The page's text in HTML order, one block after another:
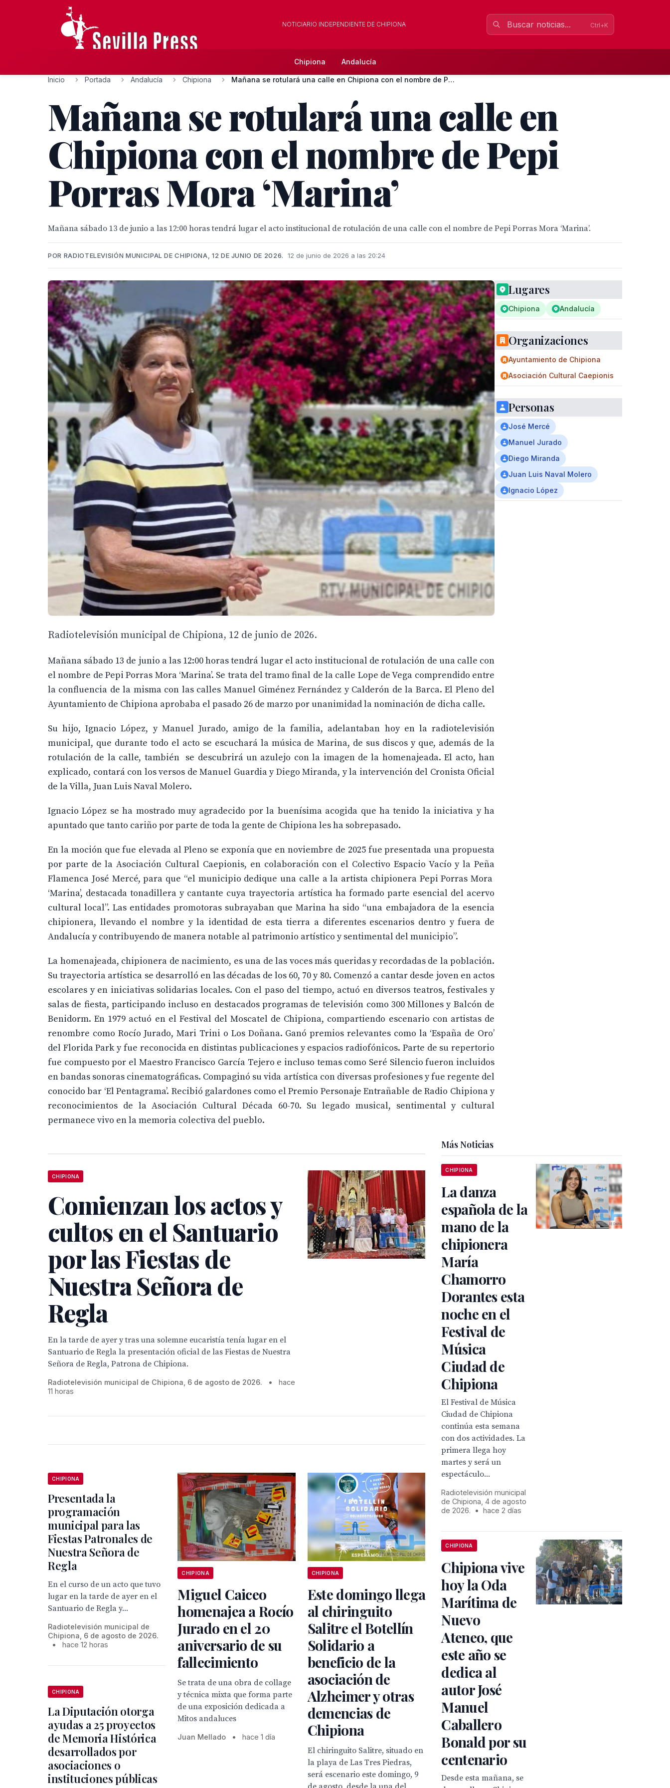
NOTICIARIO INDEPENDIENTE DE CHIPIONA Ctrl+K
Chipiona Andalucía
Inicio Portada Andalucía Chipiona Mañana se rotulará una calle en Chipiona con el nombre de Pe...
Mañana se rotulará una calle en
Chipiona con el nombre de Pepi
Porras Mora ‘Marina’
Mañana sábado 13 de junio a las 12:00 horas tendrá lugar el acto institucional de rotulación de una calle con el nombre de Pepi Porras Mora ‘Marina’.
POR RADIOTELEVISIÓN MUNICIPAL DE CHIPIONA, 12 DE JUNIO DE 2026. 12 de junio de 2026 a las 20:24
Radiotelevisión municipal de Chipiona, 12 de junio de 2026.
Mañana sábado 13 de junio a las 12:00 horas tendrá lugar el acto institucional de rotulación de una calle con
el nombre de Pepi Porras Mora ‘Marina’. Se trata del tramo final de la calle Lope de Vega comprendido entre
la confluencia de la misma con las calles Manuel Giménez Fernández y Calderón de la Barca. El Pleno del
Ayuntamiento de Chipiona aprobaba el pasado 26 de marzo por unanimidad la nominación de dicha calle.
Su hijo, Ignacio López, y Manuel Jurado, amigo de la familia, adelantaban hoy en la radiotelevisión
municipal, que durante todo el acto se escuchará la música de Marina, de sus discos y que, además de la
rotulación de la calle, también se descubrirá un azulejo con la imagen de la homenajeada. El acto, han
explicado, contará con los versos de Manuel Guardia y Diego Miranda, y la intervención del Cronista Oficial
de la Villa, Juan Luis Naval Molero.
Ignacio López se ha mostrado muy agradecido por la buenísima acogida que ha tenido la iniciativa y ha
apuntado que tanto cariño por parte de toda la gente de Chipiona les ha sobrepasado.
En la moción que fue elevada al Pleno se exponía que en noviembre de 2025 fue presentada una propuesta
por parte de la Asociación Cultural Caepionis, en colaboración con el Colectivo Espacio Vacío y la Peña
Flamenca José Mercé, para que “el municipio dedique una calle a la artista chipionera Pepi Porras Mora
‘Marina’, destacada tonadillera y cantante cuya trayectoria artística ha formado parte esencial del acervo
cultural local”. Las entidades promotoras subrayaban que Marina ha sido “una embajadora de la esencia
chipionera, llevando el nombre y la identidad de esta tierra a diferentes escenarios dentro y fuera de
Andalucía y contribuyendo de manera notable al patrimonio artístico y sentimental del municipio”.
La homenajeada, chipionera de nacimiento, es una de las voces más queridas y recordadas de la población.
Su trayectoria artística se desarrolló en las décadas de los 60, 70 y 80. Comenzó a cantar desde joven en actos
escolares y en iniciativas solidarias locales. Con el paso del tiempo, actuó en diversos teatros, festivales y
salas de fiesta, participando incluso en destacados programas de televisión como 300 Millones y Balcón de
Benidorm. En 1979 actuó en el Festival del Moscatel de Chipiona, compartiendo escenario con artistas de
renombre como Rocío Jurado, Mari Trini o Los Doñana. Ganó premios relevantes como la ‘España de Oro’
del Florida Park y fue reconocida en distintas publicaciones y espacios radiofónicos. Parte de su repertorio
fue compuesto por el Maestro Francisco García Tejero e incluso temas como Seré Silencio fueron incluidos
en bandas sonoras cinematográficas. Compaginó su vida artística con diversas profesiones y fue regente del
conocido bar ‘El Pentagrama’. Recibió galardones como el Premio Personaje Entrañable de Radio Chipiona y
reconocimientos de la Asociación Cultural Década 60-70. Su legado musical, sentimental y cultural
permanece vivo en la memoria colectiva del pueblo.
Lugares
Chipiona Andalucía
Organizaciones
Ayuntamiento de Chipiona
Asociación Cultural Caepionis
Personas
José Mercé
Manuel Jurado
Diego Miranda
Juan Luis Naval Molero
Ignacio López
CHIPIONA
Comienzan los actos y
cultos en el Santuario
por las Fiestas de
Nuestra Señora de
Regla
En la tarde de ayer y tras una solemne eucaristía tenía lugar en el
Santuario de Regla la presentación oficial de las Fiestas de Nuestra
Señora de Regla, Patrona de Chipiona.
Radiotelevisión municipal de Chipiona, 6 de agosto de 2026. •
hace
11 horas
CHIPIONA
Presentada la
programación
municipal para las
Fiestas Patronales de
Nuestra Señora de
Regla
En el curso de un acto que tuvo
lugar en la tarde de ayer en el
Santuario de Regla y...
Radiotelevisión municipal de
Chipiona, 6 de agosto de 2026.
•
hace 12 horas
CHIPIONA
Miguel Caiceo
homenajea a Rocío
Jurado en el 20
aniversario de su
fallecimiento
Se trata de una obra de collage
y técnica mixta que forma parte
de una exposición dedicada a
Mitos andaluces
Juan Mellado • hace 1 día
CHIPIONA
Este domingo llega
al chiringuito
Salitre el Botellín
Solidario a
beneficio de la
asociación de
Alzheimer y otras
demencias de
Chipiona
El chiringuito Salitre, situado en
la playa de Las Tres Piedras,
será escenario este domingo, 9
CHIPIONA
La Diputación otorga
ayudas a 25 proyectos
de Memoria Histórica
desarrollados por
asociaciones o
instituciones públicas
Más Noticias
CHIPIONA
La danza
española de la
mano de la
chipionera
María
Chamorro
Dorantes esta
noche en el
Festival de
Música
Ciudad de
Chipiona
El Festival de Música
Ciudad de Chipiona
continúa esta semana
con dos actividades. La
primera llega hoy
martes y será un
espectáculo...
Radiotelevisión municipal
de Chipiona, 4 de agosto
de 2026.
• hace 2 días
CHIPIONA
Chipiona vive
hoy la Oda
Marítima de
Nuevo
Ateneo, que
este año se
dedica al
autor José
Manuel
Caballero
Bonald por su
centenario
Desde esta mañana, se